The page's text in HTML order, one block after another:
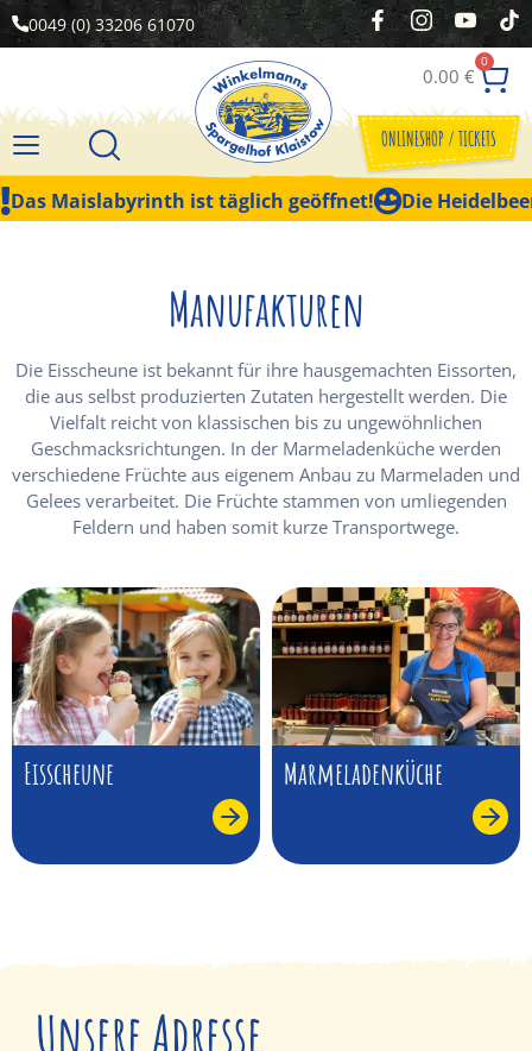
0049 (0) 33206 61070
0.00€
0
ONLINESHOP / TICKETS
Das Maislabyrinth ist täglich geöffnet! Die
Manufakturen
Die Eisscheune ist bekannt für ihre hausgemachten Eissorten,
die aus selbst produzierten Zutaten hergestellt werden. Die
Vielfalt reicht von klassischen bis zu ungewöhnlichen
Geschmacksrichtungen. In der Marmeladenküche werden
verschiedene Früchte aus eigenem Anbau zu Marmeladen und
Gelees verarbeitet. Die Früchte stammen von umliegenden
Feldern und haben somit kurze Transportwege.
Eisscheune Marmeladenküche
Unsere Adresse